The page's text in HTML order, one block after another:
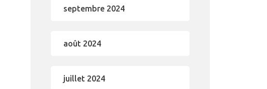
septembre 2024
août 2024
juillet 2024